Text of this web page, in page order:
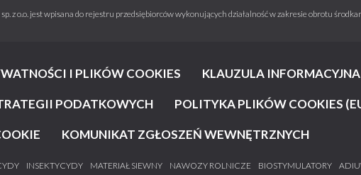
z o.o. jest wpisana do rejestru przedsiębiorców wykonujących działalność w zakresie obrotu
I PLIKÓW COOKIES KLAUZULA
PODATKOWYCH POLITYKA PLIKÓW COOKIES
KOMUNIKAT ZGŁOSZEŃ WEWNĘTRZNYCH
INSEKTYCYDY MATERIAŁ SIEWNY NAWOZY ROLNICZE BIOSTYMULATORY